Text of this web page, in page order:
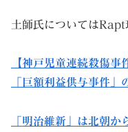
土師氏についてはRapt
【神戸児童連続殺傷事
「巨額利益供与事件」
「明治維新」は北朝